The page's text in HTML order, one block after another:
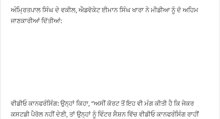
ਅੰਮ੍ਰਿਤਪਾਲ ਸਿੰਘ ਦੇ ਵਕੀਲ, ਐਡਵੋਕੇਟ ਈਮਾਨ ਸਿੰਘ ਖਾਰਾ ਨੇ ਮੀਡੀਆ ਨੂੰ ਦੋ ਅਹਿਮ
ਜਾਣਕਾਰੀਆਂ ਦਿੱਤੀਆਂ:
ਵੀਡੀਓ ਕਾਨਫਰੰਸਿੰਗ: ਉਨ੍ਹਾਂ ਕਿਹਾ, “ਅਸੀਂ ਕੋਰਟ ਤੋਂ ਇਹ ਵੀ ਮੰਗ ਕੀਤੀ ਹੈ ਕਿ ਜੇਕਰ
ਕਸਟਡੀ ਪੈਰੋਲ ਨਹੀਂ ਦੇਣੀ, ਤਾਂ ਉਨ੍ਹਾਂ ਨੂੰ ਵਿੰਟਰ ਸੈਸ਼ਨ ਵਿੱਚ ਵੀਡੀਓ ਕਾਨਫਰੰਸਿੰਗ ਰਾਹੀਂ